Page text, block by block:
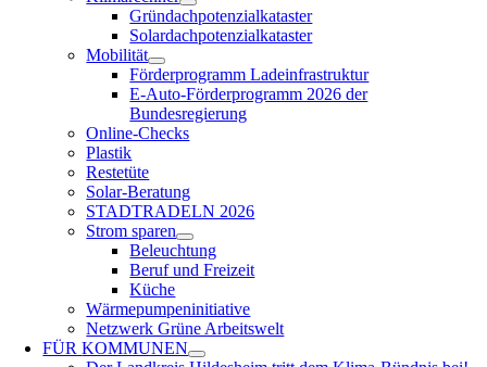
Gründachpotenzialkataster
Solardachpotenzialkataster
Mobilität
Förderprogramm Ladeinfrastruktur
E-Auto-Förderprogramm 2026 der
Bundesregierung
Online-Checks
Plastik
Restetüte
Solar-Beratung
STADTRADELN 2026
Strom sparen
Beleuchtung
Beruf und Freizeit
Küche
Wärmepumpeninitiative
Netzwerk Grüne Arbeitswelt
FÜRKOMMUNEN